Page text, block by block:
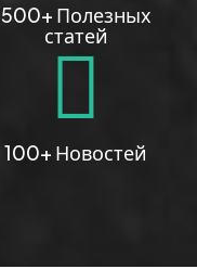
500+ Полезных
статей
100+ Новостей